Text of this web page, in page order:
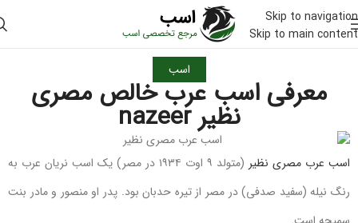
Skip to navigation
Skip to main content
اسب
معرفی اسب عرب خالص مصری
نظیر nazeer
اسب عرب مصری نظیر
(متولد ۹ اوت ۱۹۳۴ در مصر) یک اسب نریان عرب به
رنگ نیله (سفید صدفی) در مصر از تیره حدبان بود. پدر او منصور و مادر بنت